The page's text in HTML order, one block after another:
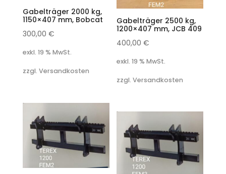
Gabelträger 2000 kg,
1150×407 mm, Bobcat
300,00 €
exkl. 19 % MwSt.
zzgl. Versandkosten
Gabelträger 2500 kg,
1200×407 mm, JCB 409
400,00€
exkl. 19 % MwSt.
zzgl. Versandkosten